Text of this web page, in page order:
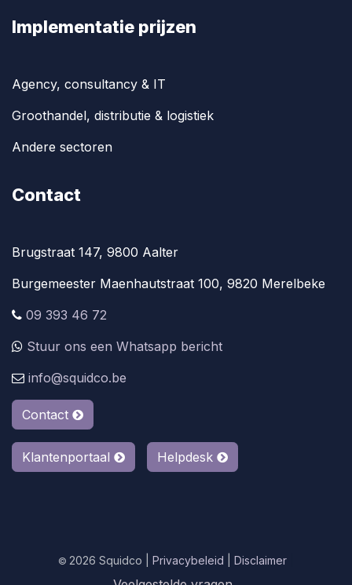
Contact
Brugstraat 147, 9800 Aalter
Burgemeester Maenhautstraat 100, 9820 Merelbeke
09 393 46 72
Stuur ons een Whatsapp bericht
info@squidco.be
Contact
Klantenportaal Helpdesk
Implementatie prijzen
Agency, consultancy & IT
Groothandel, distributie & logistiek
Andere sectoren
© 2026 Squidco | Privacybeleid Disclaimer